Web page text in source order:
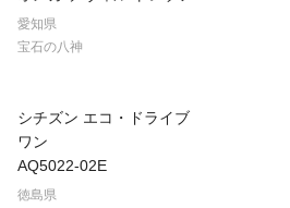
愛知県
宝石の八神
シチズン エコ・ドライブ
ワン
AQ5022-02E
徳島県